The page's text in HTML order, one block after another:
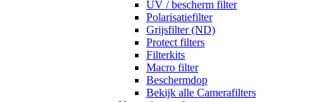
UV / bescherm filter
Polarisatiefilter
Grijsfilter (ND)
Protect filters
Filterkits
Macro filter
Beschermdop
Bekijk alle Camerafilters